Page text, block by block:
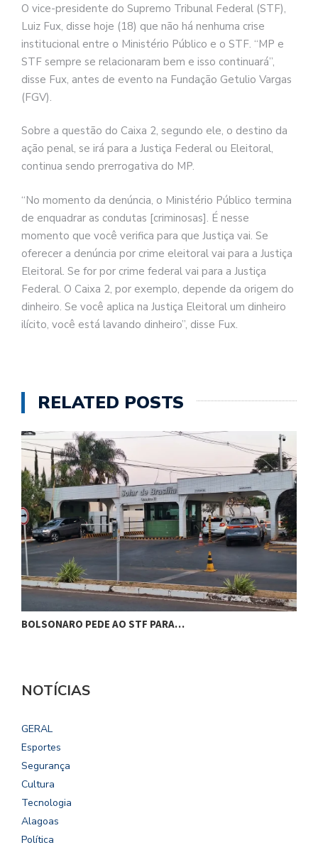
O vice-presidente do Supremo Tribunal Federal (STF),
Luiz Fux, disse hoje (18) que não há nenhuma crise
institucional entre o Ministério Público e o STF. “MP e
STF sempre se relacionaram bem e isso continuará”,
disse Fux, antes de evento na Fundação Getulio Vargas
(FGV).
Sobre a questão do Caixa 2, segundo ele, o destino da
ação penal, se irá para a Justiça Federal ou Eleitoral,
continua sendo prerrogativa do MP.
“No momento da denúncia, o Ministério Público termina
de enquadrar as condutas [criminosas]. É nesse
momento que você verifica para que Justiça vai. Se
oferecer a denúncia por crime eleitoral vai para a Justiça
Eleitoral. Se for por crime federal vai para a Justiça
Federal. O Caixa 2, por exemplo, depende da origem do
dinheiro. Se você aplica na Justiça Eleitoral um dinheiro
ilícito, você está lavando dinheiro”, disse Fux.
RELATED POSTS
BOLSONARO PEDE AO STF PARA…
NOTÍCIAS
GERAL
Esportes
Segurança
Cultura
Tecnologia
Alagoas
Política